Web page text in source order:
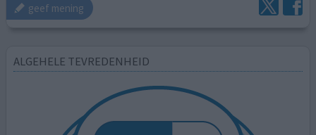
geef mening
ALGEHELE TEVREDENHEID